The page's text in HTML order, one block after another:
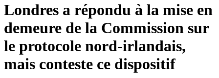
Londres a répondu à la mise en
demeure de la Commission sur
le protocole nord-irlandais,
mais conteste ce dispositif